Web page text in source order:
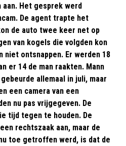
Het gesprek werd
De agent trapte het
de auto twee keer net op
van kogels die volgden kon
niet ontsnappen. Er werden 18
er 14 de man raakten. Mann
allemaal in juli, maar
een camera van een
nu pas vrijgegeven. De
tijd tegen te houden. De
rechtszaak aan, maar de
toe getroffen werd, is dat de